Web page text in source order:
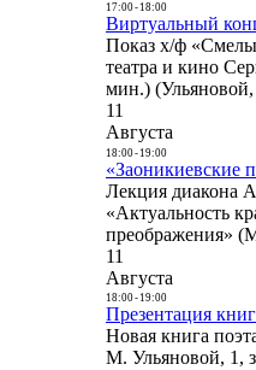
17:00- 18:00
Виртуальный
Показ х/ф
театра и кино
мин.)
11
Августа
18:00- 19:00
«Заоникиевские
Лекция диакона
«Актуальность
преображения»
11
Августа
18:00- 19:00
Презентация
Новая книга
М. Ульяновой, 1,